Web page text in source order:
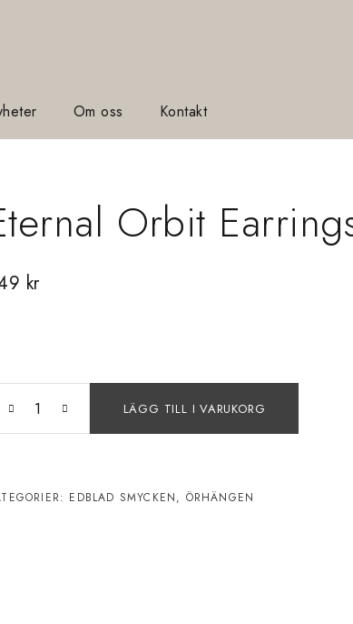
Om oss Kontakt
Orbit
kr
LÄGG TILL I VARUKORG
EDBLAD SMYCKEN, ÖRHÄNGEN